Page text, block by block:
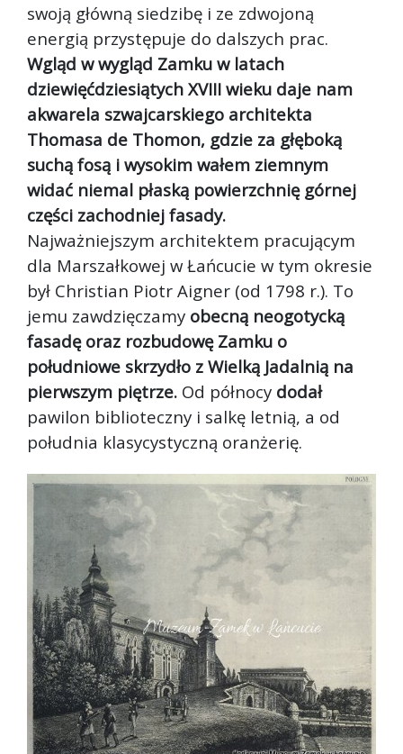
swoją główną siedzibę i ze zdwojoną
energią przystępuje do dalszych prac.
Wgląd w wygląd Zamku w latach
dziewięćdziesiątych XVIII wieku daje nam
akwarela szwajcarskiego architekta
Thomasa de Thomon, gdzie za głęboką
suchą fosą i wysokim wałem ziemnym
widać niemal płaską powierzchnię górnej
części zachodniej fasady.
Najważniejszym architektem pracującym
dla Marszałkowej w Łańcucie w tym okresie
był Christian Piotr Aigner (od 1798 r.). To
jemu zawdzięczamy obecną neogotycką
fasadę oraz rozbudowę Zamku o
południowe skrzydło z Wielką Jadalnią na
pierwszym piętrze. Od północy dodał
pawilon biblioteczny i salkę letnią, a od
południa klasycystyczną oranżerię.